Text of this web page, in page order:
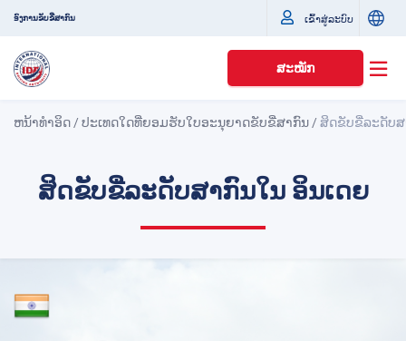
ອົງການຂັບຂີ່ສາກົນ ເຂົ້າສູ່ລະບົບ
ສະໝັກ
ຫນ້າທໍາອິດ /ປະເທດໃດທີ່ຍອມຮັບໃບອະນຸຍາດຂັບຂີ່ສາກົນ /ສິດຂັບຂີ່ລະດັບສ
ສິດຂັບຂີ່ລະດັບສາກົນໃນ ອິນເດຍ